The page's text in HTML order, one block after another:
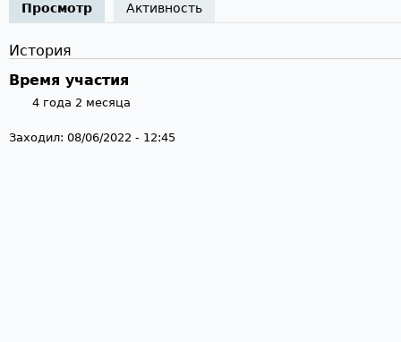
Просмотр (активная вкладка)
Активность
История
Время участия
4 года 2 месяца
Заходил: 08/06/2022 - 12:45